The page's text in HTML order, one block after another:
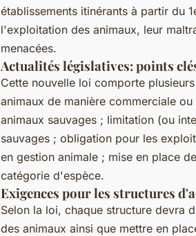
établissements itinérants à partir du
l'exploitation des animaux, leur
menacées.
Actualités législatives: points
Cette nouvelle loi comporte
animaux de manière commerciale
animaux sauvages ; limitation (ou
sauvages ; obligation pour les
en gestion animale ; mise en place
catégorie d'espèce.
Exigences pour les structures
Selon la loi, chaque structure devra
des animaux ainsi que mettre en